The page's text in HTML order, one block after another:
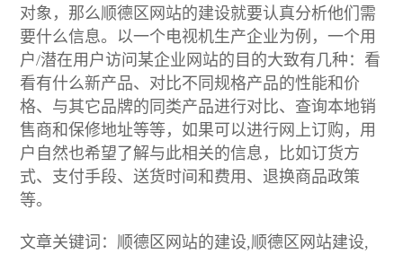
对象，那么顺德区网站的建设就要认真分析他们需
要什么信息。以一个电视机生产企业为例，一个用
户/潜在用户访问某企业网站的目的大致有几种：看
看有什么新产品、对比不同规格产品的性能和价
格、与其它品牌的同类产品进行对比、查询本地销
售商和保修地址等等，如果可以进行网上订购，用
户自然也希望了解与此相关的信息，比如订货方
式、支付手段、送货时间和费用、退换商品政策
等。
文章关键词：顺德区网站的建设,顺德区网站建设,